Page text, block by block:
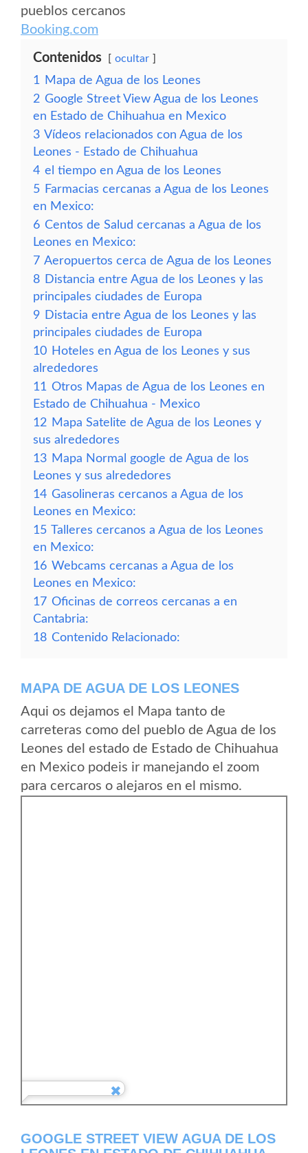
pueblos cercanos
Booking.com
Contenidos ocultar
1
Mapa de Agua de los Leones
2 Google Street View Agua de los Leones
en Estado de Chihuahua en Mexico
3 Vídeos relacionados con Agua de los
Leones - Estado de Chihuahua
4 el tiempo en Agua de los Leones
5 Farmacias cercanas a Agua de los Leones
en Mexico:
6 Centos de Salud cercanas a Agua de los
Leones en Mexico:
7 Aeropuertos cerca de Agua de los Leones
8 Distancia entre Agua de los Leones y las
principales ciudades de Europa
9 Distacia entre Agua de los Leones y las
principales ciudades de Europa
10 Hoteles en Agua de los Leones y sus
alrededores
11 Otros Mapas de Agua de los Leones en
Estado de Chihuahua - Mexico
12 Mapa Satelite de Agua de los Leones y
sus alrededores
13 Mapa Normal google de Agua de los
Leones y sus alrededores
14 Gasolineras cercanos a Agua de los
Leones en Mexico:
15 Talleres cercanos a Agua de los Leones
en Mexico:
16 Webcams cercanas a Agua de los
Leones en Mexico:
17 Oficinas de correos cercanas a en
Cantabria:
18 Contenido Relacionado:
MAPA DE AGUA DE LOS LEONES
Aqui os dejamos el Mapa tanto de
carreteras como del pueblo de Agua de los
Leones del estado de Estado de Chihuahua
en Mexico podeis ir manejando el zoom
para cercaros o alejaros en el mismo.
GOOGLE STREET VIEW AGUA DE LOS